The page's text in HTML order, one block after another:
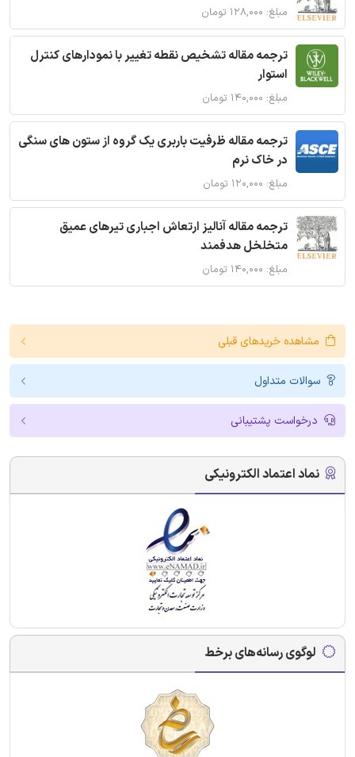
مبلغ: ۱۲۸,۰۰۰ تومان
ترجمه مقاله تشخیص نقطه تغییر با نمودارهای کنترل
استوار
مبلغ: ۱۴۰,۰۰۰ تومان
ترجمه مقاله ظرفیت باربری یک گروه از ستون های سنگی
در خاک نرم
مبلغ: ۱۲۰,۰۰۰ تومان
ترجمه مقاله آنالیز ارتعاش اجباری تیرهای عمیق
متخلخل هدفمند
مبلغ: ۱۴۰,۰۰۰ تومان
مشاهده خریدهای قبلی
سوالات متداول
درخواست پشتیبانی
نماد اعتماد الکترونیکی
لوگوی رسانه‌های برخط